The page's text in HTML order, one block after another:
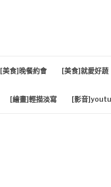
[美食]晚餐約會 [美食]就愛好蔬
[繪畫]輕描淡寫 [影音